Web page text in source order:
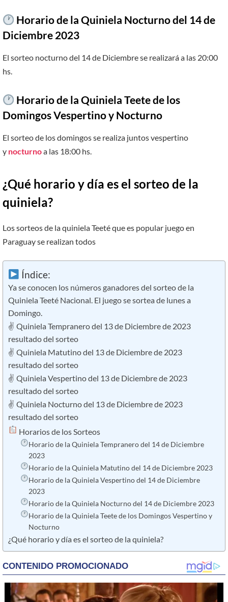
Horario de la Quiniela Nocturno del 14 de
Diciembre 2023
El sorteo nocturno del 14 de Diciembre se realizará a las 20:00
hs.
Horario de la Quiniela Teete de los
Domingos Vespertino y Nocturno
El sorteo de los domingos se realiza juntos vespertino
y nocturnoa las 18:00 hs.
¿Qué horario y día es el sorteo de la
quiniela?
Los sorteos de la quiniela Teeté que es popular juego en
Paraguay se realizan todos
Índice:
Ya se conocen los números ganadores del sorteo de la
Quiniela Teeté Nacional. El juego se sortea de lunes a
Domingo.
✌ Quiniela Tempranero del 13 de Diciembre de 2023
resultado del sorteo
✌ Quiniela Matutino del 13 de Diciembre de 2023
resultado del sorteo
✌ Quiniela Vespertino del 13 de Diciembre de 2023
resultado del sorteo
✌ Quiniela Nocturno del 13 de Diciembre de 2023
resultado del sorteo
​ Horarios de los Sorteos
Horario de la Quiniela Tempranero del 14 de Diciembre
2023
Horario de la Quiniela Matutino del 14 de Diciembre 2023
Horario de la Quiniela Vespertino del 14 de Diciembre
2023
Horario de la Quiniela Nocturno del 14 de Diciembre 2023
Horario de la Quiniela Teete de los Domingos Vespertino y
Nocturno
¿Qué horario y día es el sorteo de la quiniela?